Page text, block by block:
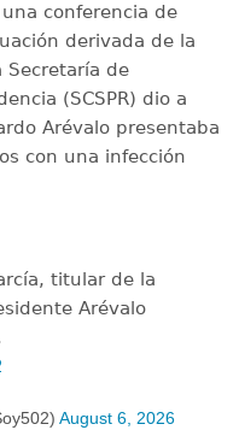
conferencia de
derivada de la
Secretaría de
(SCSPR) dio a
Arévalo presentaba
con una infección
titular de la
Arévalo
August 6, 2026